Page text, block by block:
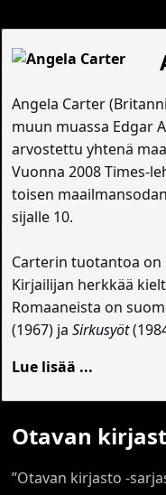
Angela Carter
muun muassa Edgar
arvostettu yhtenä
Vuonna 2008 Times-
toisen
sijalle 10.
Carterin tuotantoa
Kirjailijan herkkää
Romaaneista on
(1967) jaSirkusyöt
Lue lisää ...
Otavan
”Otavan kirjasto -